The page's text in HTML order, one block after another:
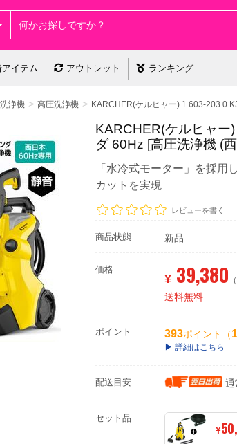
アイテム アウトレット ランキング
浄機 高圧洗浄機 KARCHER(ケルヒャー) 1.603-203.0
KARCHER(ケルヒャー
ダ 60Hz [高圧洗浄機 (
「水冷式モーター」を採用
カットを実現
レビューを書く
商品状態 新品
価格
¥ 39,380
送料無料
ポイント 393ポイント（
詳細はこちら
配送目安
セット品
¥